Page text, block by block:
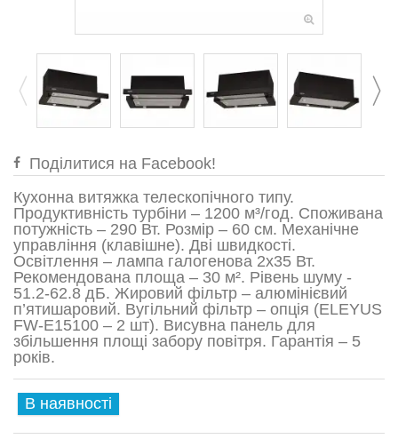
Поділитися на Facebook!
Кухонна витяжка телескопічного типу.
Продуктивність турбіни – 1200 м³/год. Споживана
потужність – 290 Вт. Розмір – 60 см. Механічне
управління (клавішне). Дві швидкості.
Освітлення – лампа галогенова 2x35 Вт.
Рекомендована площа – 30 м². Рівень шуму -
51.2-62.8 дБ. Жировий фільтр – алюмінієвий
п’ятишаровий. Вугільний фільтр – опція (ELEYUS
FW-Е15100 – 2 шт). Висувна панель для
збільшення площі забору повітря. Гарантія – 5
років.
В наявності